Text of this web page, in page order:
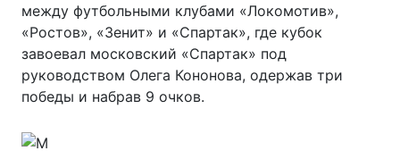
между футбольными клубами «Локомотив»,
«Ростов», «Зенит» и «Спартак», где кубок
завоевал московский «Спартак» под
руководством Олега Кононова, одержав три
победы и набрав 9 очков.